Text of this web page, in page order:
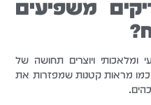
משפיעים
ומלאכותי ויוצרים תחושה של
כמו מראות קטנות שמפזרות את